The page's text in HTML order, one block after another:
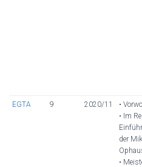
EGTA 9 2020/11
•
• Im
der
•